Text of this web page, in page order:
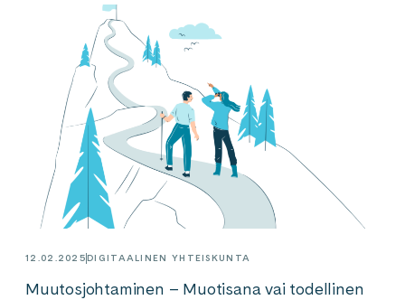
12.02.2025DIGITAALINEN YHTEISKUNTA
Muutosjohtaminen – Muotisana vai todellinen